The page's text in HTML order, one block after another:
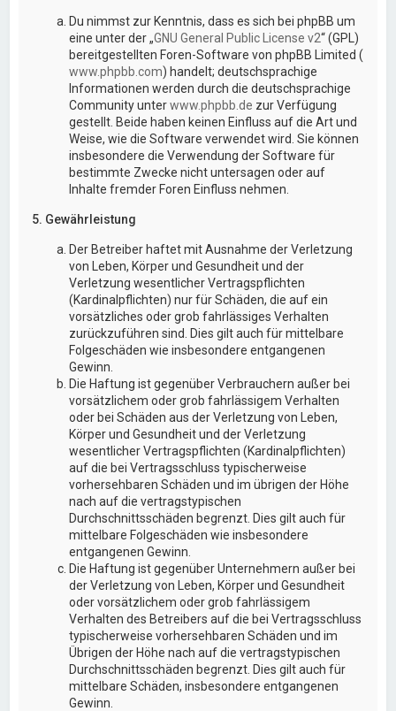
Du nimmst zur Kenntnis, dass es sich bei phpBB um
eine unter der „GNU General Public License v2“ (GPL)
bereitgestellten Foren-Software von phpBB Limited (
www.phpbb.com) handelt; deutschsprachige
Informationen werden durch die deutschsprachige
Community unterwww.phpbb.de zur Verfügung
gestellt. Beide haben keinen Einfluss auf die Art und
Weise, wie die Software verwendet wird. Sie können
insbesondere die Verwendung der Software für
bestimmte Zwecke nicht untersagen oder auf
Inhalte fremder Foren Einfluss nehmen.
5. Gewährleistung
Der Betreiber haftet mit Ausnahme der Verletzung
von Leben, Körper und Gesundheit und der
Verletzung wesentlicher Vertragspflichten
(Kardinalpflichten) nur für Schäden, die auf ein
vorsätzliches oder grob fahrlässiges Verhalten
zurückzuführen sind. Dies gilt auch für mittelbare
Folgeschäden wie insbesondere entgangenen
Gewinn.
Die Haftung ist gegenüber Verbrauchern außer bei
vorsätzlichem oder grob fahrlässigem Verhalten
oder bei Schäden aus der Verletzung von Leben,
Körper und Gesundheit und der Verletzung
wesentlicher Vertragspflichten (Kardinalpflichten)
auf die bei Vertragsschluss typischerweise
vorhersehbaren Schäden und im übrigen der Höhe
nach auf die vertragstypischen
Durchschnittsschäden begrenzt. Dies gilt auch für
mittelbare Folgeschäden wie insbesondere
entgangenen Gewinn.
Die Haftung ist gegenüber Unternehmern außer bei
der Verletzung von Leben, Körper und Gesundheit
oder vorsätzlichem oder grob fahrlässigem
Verhalten des Betreibers auf die bei Vertragsschluss
typischerweise vorhersehbaren Schäden und im
Übrigen der Höhe nach auf die vertragstypischen
Durchschnittsschäden begrenzt. Dies gilt auch für
mittelbare Schäden, insbesondere entgangenen
Gewinn.